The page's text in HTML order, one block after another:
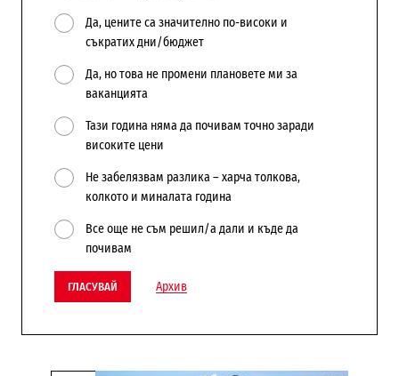
Да, цените са значително по-високи и
съкратих дни/бюджет
Да, но това не промени плановете ми за
ваканцията
Тази година няма да почивам точно заради
високите цени
Не забелязвам разлика – харча толкова,
колкото и миналата година
Все още не съм решил/а дали и къде да
почивам
ГЛАСУВАЙ Архив